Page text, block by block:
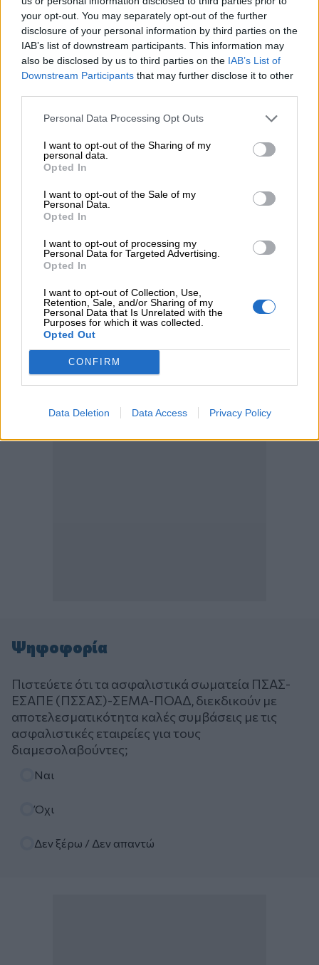
your opt-out. You may separately opt-out of the further
disclosure of your personal information by third parties on the
IAB’s list of downstream participants. This information may
also be disclosed by us to third parties on the IAB’s List of
Downstream Participants that may further disclose it to other
Personal Data Processing Opt Outs
I want to opt-out of the Sharing of my
personal data.
Opted In
I want to opt-out of the Sale of my
Personal Data.
Opted In
I want to opt-out of processing my
Personal Data for Targeted Advertising.
Opted In
I want to opt-out of Collection, Use,
Retention, Sale, and/or Sharing of my
Personal Data that Is Unrelated with the
Purposes for which it was collected.
Opted Out
CONFIRM
Data Deletion Data Access Privacy Policy
06.08.2026 - 08:40
Η γαλλική «ψήφος» στο «καλώδιο» και τα συμφέροντα, οι
ελληνικές τράπεζες «πρωταθλήτριες» στα δάνεια, νέο deal
Βαρδινογιάννη- Εξάρχου και ο διπλασιασμός των κερδών της
05.08.2026 - 13:37
μπορεί να έχουμε θεραπεία που αναστέλλει την εξέλιξη του
Πάρκινσον»
05.08.2026 - 12:33
Ε.Ε και παράνομη μετανάστευση: προτάσεις και δράσεις με
παρονομαστή το κοινό συμφέρον
05.08.2026 - 12:11
Αντώνης Βουκλαρής - «ΕΡΡΙΚΟΣ ΝΤΥΝΑΝ»
05.08.2026 - 11:30
Η νέα εποχή στην εκπαίδευση των ασφαλιστικών
διαμεσολαβητών
ΠΕΡΙΣΣΟΤΕΡΑ
Ψηφοφορία
Πιστεύετε ότι τα ασφαλιστικά σωματεία ΠΣΑΣ-
ΕΣΑΠΕ (ΠΣΣΑΣ)-ΣΕΜΑ-ΠΟΑΔ, διεκδικούν με
αποτελεσματικότητα καλές συμβάσεις με τις
ασφαλιστικές εταιρείες για τους
διαμεσολαβούντες;
Ναι
Όχι
Δεν ξέρω / Δεν απαντώ